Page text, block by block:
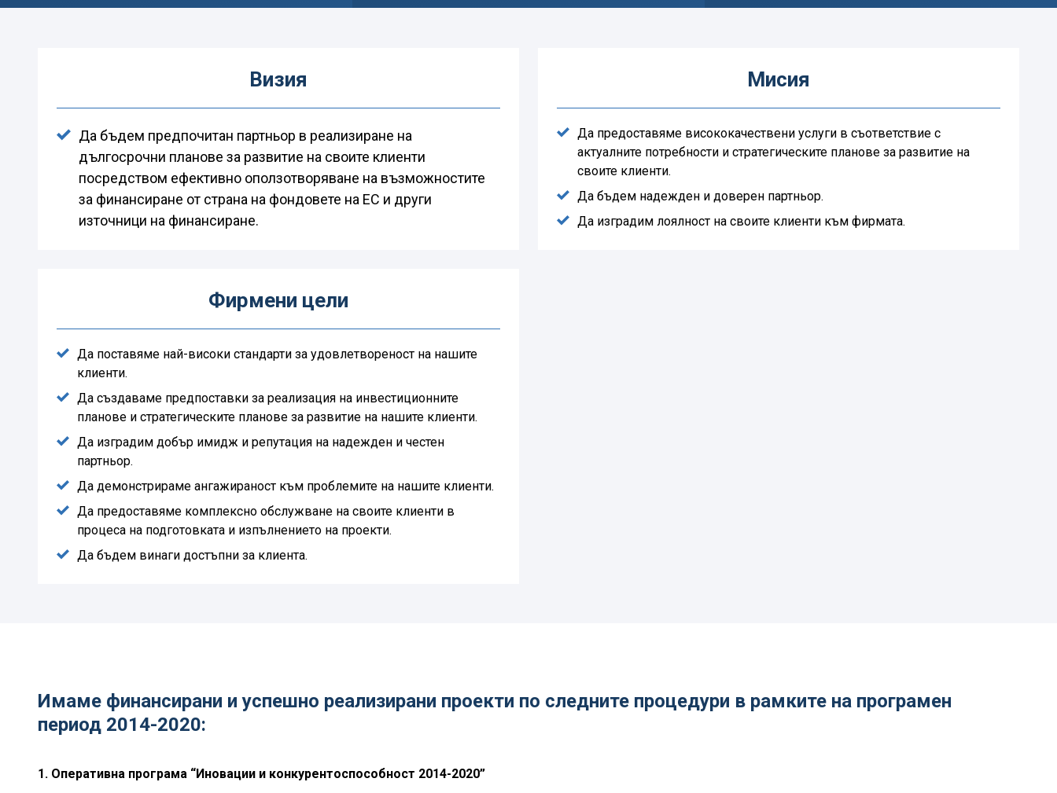
Визия
Да бъдем предпочитан партньор в реализиране на
дългосрочни планове за развитие на своите клиенти
посредством ефективно оползотворяване на възможностите
за финансиране от страна на фондовете на ЕС и други
източници на финансиране.
Мисия
Да предоставяме висококачествени услуги в съответствие с
актуалните потребности и стратегическите планове за развитие на
своите клиенти.
Да бъдем надежден и доверен партньор.
Да изградим лоялност на своите клиенти към фирмата.
Фирмени цели
Да поставяме най-високи стандарти за удовлетвореност на нашите
клиенти.
Да създаваме предпоставки за реализация на инвестиционните
планове и стратегическите планове за развитие на нашите клиенти.
Да изградим добър имидж и репутация на надежден и честен
партньор.
Да демонстрираме ангажираност към проблемите на нашите клиенти.
Да предоставяме комплексно обслужване на своите клиенти в
процеса на подготовката и изпълнението на проекти.
Да бъдем винаги достъпни за клиента.
Имаме финансирани и успешно реализирани проекти по следните процедури в рамките на програмен
период 2014-2020:
1. Оперативна програма “Иновации и конкурентоспособност 2014-2020”